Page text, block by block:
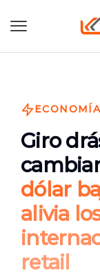
ECONOMÍA
Giro
dólar
alivia
retail